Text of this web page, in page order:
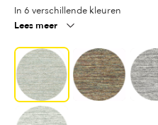
In 6 verschillende kleuren
Lees meer